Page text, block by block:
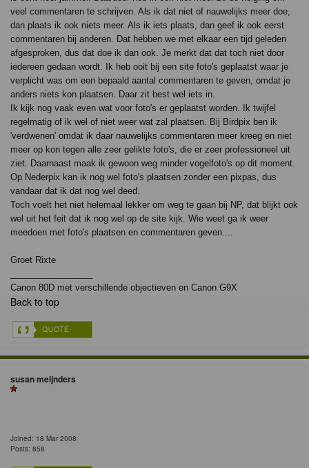
veel commentaren te schrijven. Als ik dat niet of nauwelijks meer doe,
dan plaats ik ook niets meer. Als ik iets plaats, dan geef ik ook eerst
commentaren bij anderen. Dat hebben we met elkaar een tijd geleden
afgesproken, dus dat doe ik dan ook. Je merkt dat dat toch niet door
iedereen gedaan wordt. Ik heb ooit bij een site foto's geplaatst waar je
verplicht was om een bepaald aantal commentaren te geven, omdat je
anders niets kon plaatsen. Daar zit best wel iets in.
Ik kijk nog vaak even wat voor foto's er geplaatst worden. Ik twijfel
regelmatig of ik wel of niet weer wat zal plaatsen. Bij Birdpix ben ik
'verdwenen' omdat ik daar nauwelijks commentaren meer kreeg en niet
meer op kon tegen alle zeer gelikte foto's, die er zeer professioneel uit
ziet. Daarnaast maak ik gewoon weg minder vogelfoto's op dit moment.
Op Nederpix kan ik nog wel foto's plaatsen zonder een pixpas, dus
vandaar dat ik dat nog wel deed.
Toch voelt het niet helemaal lekker om weg te gaan bij NP, dat blijkt ook
wel uit het feit dat ik nog wel op de site kijk. Wie weet ga ik weer
meedoen met foto's plaatsen en commentaren geven....
Groet Rixte
Canon 80D met verschillende objectieven en Canon G9X
Back to top
susan meijnders
Joined: 18 Mar 2008
Posts: 858